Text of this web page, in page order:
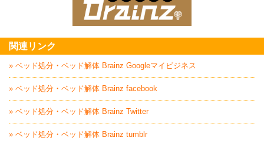
関連リンク
» ベッド処分・ベッド解体 Brainz Googleマイビジネス
» ベッド処分・ベッド解体 Brainz facebook
» ベッド処分・ベッド解体 Brainz Twitter
» ベッド処分・ベッド解体 Brainz tumblr